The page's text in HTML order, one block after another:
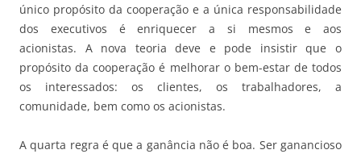
único propósito da cooperação e a única responsabilidade
dos executivos é enriquecer a si mesmos e aos
acionistas. A nova teoria deve e pode insistir que o
propósito da cooperação é melhorar o bem-estar de todos
os interessados: os clientes, os trabalhadores, a
comunidade, bem como os acionistas.
A quarta regra é que a ganância não é boa. Ser ganancioso